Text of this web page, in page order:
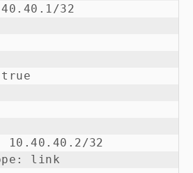
32
10.40.40.2/32
link